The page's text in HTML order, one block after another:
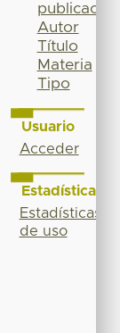
publicación
Autor
Título
Materia
Tipo
Usuario
Acceder
Estadísticas
Estadísticas
de uso